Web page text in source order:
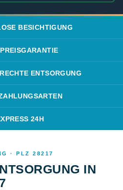
BESICHTIGUNG
ENTSORGUNG
24H
· PLZ 28217
IN